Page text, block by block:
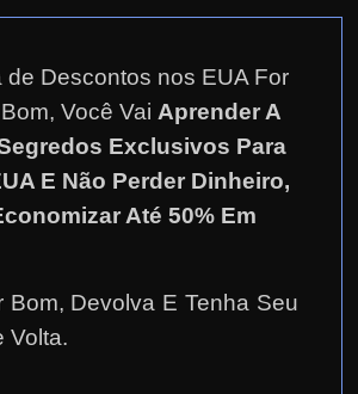
de Descontos nos EUA For
Você Vai Aprender A
Exclusivos Para
E Não Perder Dinheiro,
Até 50% Em
Bom, Devolva E Tenha Seu
Volta.